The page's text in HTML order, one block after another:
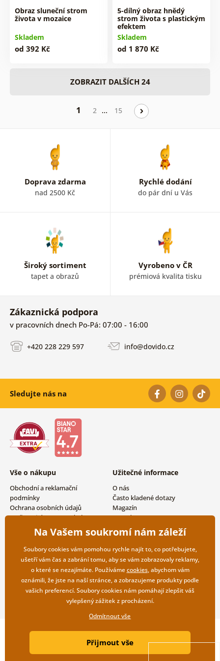
Obraz sluneční strom
života v mozaice
Skladem
od 392 Kč
5-dílný obraz hnědý
strom života s plastickým
efektem
Skladem
od 1 870 Kč
ZOBRAZIT DALŠÍCH 24
1 2 … 15
Doprava zdarma
nad 2500 Kč
Rychlé dodání
do pár dní u Vás
Široký sortiment
tapet a obrazů
Vyrobeno v ČR
prémiová kvalita tisku
Zákaznická podpora
v pracovních dnech Po-Pá: 07:00 - 16:00
+420 228 229 597 info@dovido.cz
Sledujte nás na
Vše o nákupu
Obchodní a reklamační
podmínky
Ochrana osobních údajů
Možnosti dopravy a platby
Vrácení zboží
Užitečné informace
O nás
Často kladené dotazy
Magazín
Kontakty
Velkoobchodní spolupráce
Copyright ©2019 © Dovido.cz.
Litvanyi.sk| E-shop vytvořila
Na Vašem soukromí nám záleží
Soubory cookies vám pomohou rychle najít to, co potřebujete,
ušetří vám čas a zabrání tomu, aby se vám zobrazovaly reklamy,
o které se nezajímáte. Používámecookies, abychom vám
oznámili, že jste na naší stránce, a zobrazujeme produkty podle
vašich preferencí. Soubory cookies nám pomáhají zlepšit váš
vylepšený zážitek z procházení.
Odmítnout vše
Přijmout vše